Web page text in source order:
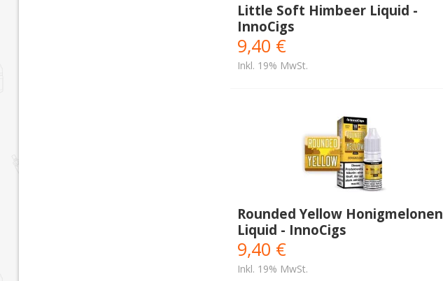
Little Soft Himbeer Liquid -
InnoCigs
9,40 €
Inkl. 19% MwSt.
Rounded Yellow Honigmelonen
Liquid - InnoCigs
9,40 €
Inkl. 19% MwSt.